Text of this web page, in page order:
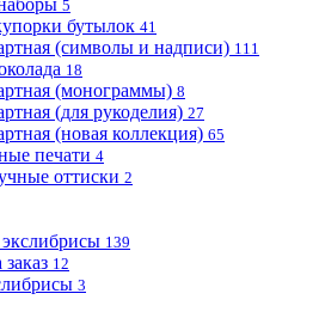
5
бутылок 41
(символы и надписи) 111
18
(монограммы) 8
(для рукоделия) 27
(новая коллекция) 65
печати 4
оттиски 2
139
12
3